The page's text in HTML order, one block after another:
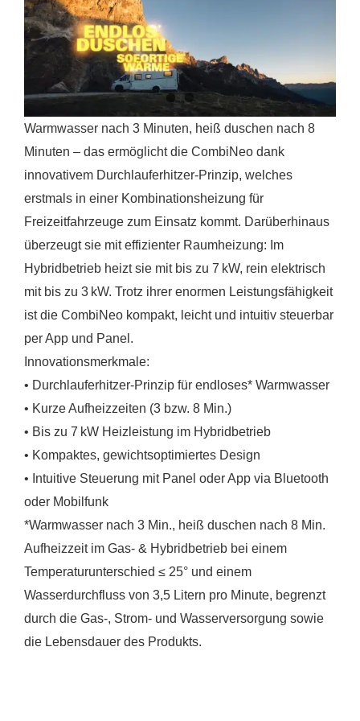
Warmwasser nach 3 Minuten, heiß duschen nach 8
Minuten – das ermöglicht die CombiNeo dank
innovativem Durchlauferhitzer-Prinzip, welches
erstmals in einer Kombinationsheizung für
Freizeitfahrzeuge zum Einsatz kommt. Darüberhinaus
überzeugt sie mit effizienter Raumheizung: Im
Hybridbetrieb heizt sie mit bis zu 7 kW, rein elektrisch
mit bis zu 3 kW. Trotz ihrer enormen Leistungsfähigkeit
ist die CombiNeo kompakt, leicht und intuitiv steuerbar
per App und Panel.
Innovationsmerkmale:
• Durchlauferhitzer-Prinzip für endloses* Warmwasser
• Kurze Aufheizzeiten (3 bzw. 8 Min.)
• Bis zu 7 kW Heizleistung im Hybridbetrieb
• Kompaktes, gewichtsoptimiertes Design
• Intuitive Steuerung mit Panel oder App via Bluetooth
oder Mobilfunk
*Warmwasser nach 3 Min., heiß duschen nach 8 Min.
Aufheizzeit im Gas- & Hybridbetrieb bei einem
Temperaturunterschied ≤ 25° und einem
Wasserdurchfluss von 3,5 Litern pro Minute, begrenzt
durch die Gas-, Strom- und Wasserversorgung sowie
die Lebensdauer des Produkts.